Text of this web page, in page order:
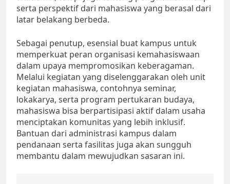
serta perspektif dari mahasiswa yang berasal dari
latar belakang berbeda.
Sebagai penutup, esensial buat kampus untuk
memperkuat peran organisasi kemahasiswaan
dalam upaya mempromosikan keberagaman.
Melalui kegiatan yang diselenggarakan oleh unit
kegiatan mahasiswa, contohnya seminar,
lokakarya, serta program pertukaran budaya,
mahasiswa bisa berpartisipasi aktif dalam usaha
menciptakan komunitas yang lebih inklusif.
Bantuan dari administrasi kampus dalam
pendanaan serta fasilitas juga akan sungguh
membantu dalam mewujudkan sasaran ini.